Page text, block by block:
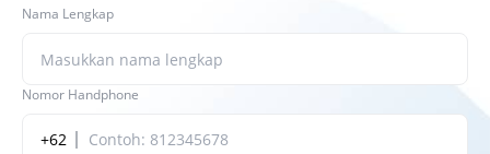
Nama Lengkap
Nomor Handphone
+62